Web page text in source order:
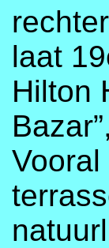
laat
Hilton